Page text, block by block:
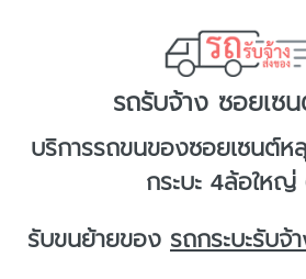
รถรับจ้าง ซอยเซ
บริการรถขนของซอยเซนต์ห
กระบะ 4ล้อให
รับขนย้ายของ รถกระบะรับ